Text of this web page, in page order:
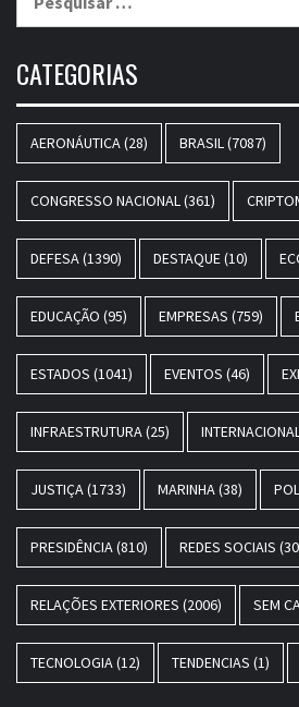
CATEGORIAS
AERONÁUTICA(28) BRASIL(7087)
CONGRESSO NACIONAL(361)
DEFESA(1390) DESTAQUE(10)
EDUCAÇÃO (95) EMPRESAS (759)
ESTADOS (1041) EVENTOS (46)
INFRAESTRUTURA(25)
JUSTIÇA(1733) MARINHA(38)
PRESIDÊNCIA(810) REDES SOCIAIS
RELAÇÕES EXTERIORES (2006) SEM
TECNOLOGIA(12) TENDENCIAS (1)